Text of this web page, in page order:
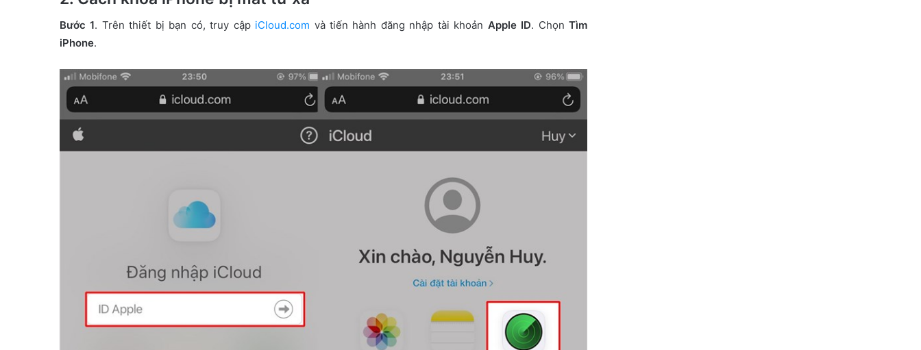
Bước 1. Trên thiết bị bạn có, truy cập iCloud.com và tiến hành đăng nhập tài khoản Apple ID. ChọnTìm
iPhone.